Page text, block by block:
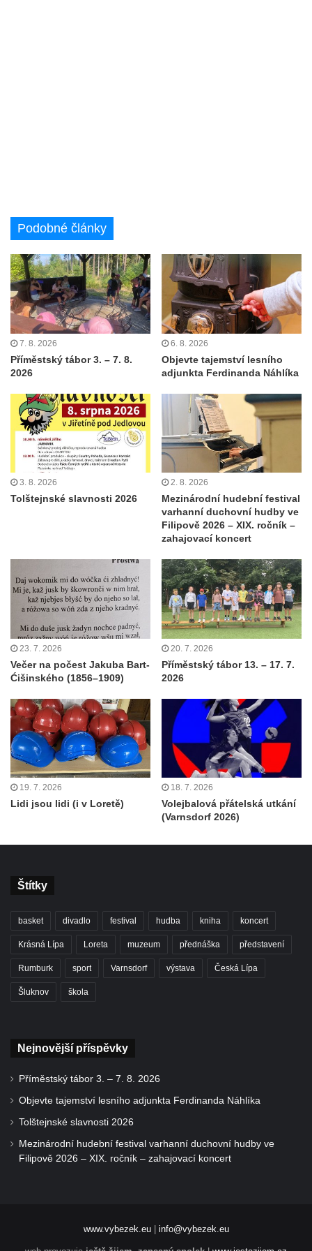
Podobné články
7. 8. 2026
Příměstský tábor 3. – 7. 8.
2026
6. 8. 2026
Objevte tajemství lesního
adjunkta Ferdinanda Náhlíka
3. 8. 2026
Tolštejnské slavnosti 2026
2. 8. 2026
Mezinárodní hudební festival
varhanní duchovní hudby ve
Filipově 2026 – XIX. ročník –
zahajovací koncert
23. 7. 2026
Večer na počest Jakuba Bart-
Ćišinského (1856–1909)
20. 7. 2026
Příměstský tábor 13. – 17. 7.
2026
19. 7. 2026
Lidi jsou lidi (i v Loretě)
18. 7. 2026
Volejbalová přátelská utkání
(Varnsdorf 2026)
Štítky
basket divadlo festival hudba kniha koncert
Krásná Lípa Loreta muzeum přednáška představení
Rumburk sport Varnsdorf výstava Česká Lípa
Šluknov škola
Nejnovější příspěvky
Příměstský tábor 3. – 7. 8. 2026
Objevte tajemství lesního adjunkta Ferdinanda Náhlíka
Tolštejnské slavnosti 2026
Mezinárodní hudební festival varhanní duchovní hudby ve
Filipově 2026 – XIX. ročník – zahajovací koncert
www.vybezek.eu| info@vybezek.eu